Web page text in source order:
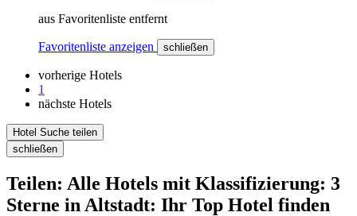
aus Favoritenliste entfernt
Favoritenliste anzeigen schließen
vorherige Hotels
1
nächste Hotels
Hotel Suche teilen
schließen
Teilen: Alle Hotels mit Klassifizierung: 3
Sterne in Altstadt: Ihr Top Hotel finden